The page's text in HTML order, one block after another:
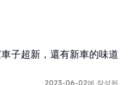
子超新，還有新車的味道
2023-06-02에 작성된